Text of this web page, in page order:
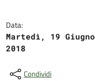
Data:
Martedì, 19 Giugno
2018
Condividi